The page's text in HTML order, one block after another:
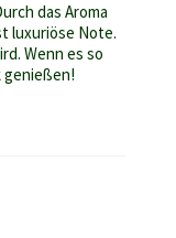
das Aroma
luxuriöse Note.
Wenn es so
genießen!